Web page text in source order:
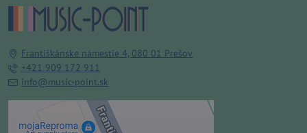
Františkánske námestie 4, 080 01 Prešov
+421 909 172 911
info@music-point.sk